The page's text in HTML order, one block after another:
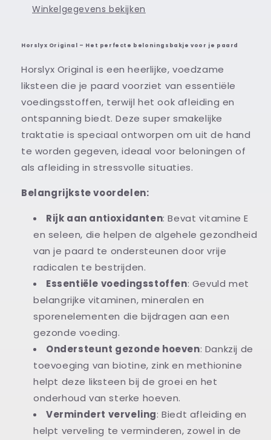
Winkelgegevens bekijken
Horslyx Original – Het perfecte beloningsbakje voor je paard
Horslyx Original is een heerlijke, voedzame
liksteen die je paard voorziet van essentiële
voedingsstoffen, terwijl het ook afleiding en
ontspanning biedt. Deze super smakelijke
traktatie is speciaal ontworpen om uit de hand
te worden gegeven, ideaal voor beloningen of
als afleiding in stressvolle situaties.
Belangrijkste voordelen:
Rijk aan antioxidanten: Bevat vitamine E
en seleen, die helpen de algehele gezondheid
van je paard te ondersteunen door vrije
radicalen te bestrijden.
Essentiële voedingsstoffen: Gevuld met
belangrijke vitaminen, mineralen en
sporenelementen die bijdragen aan een
gezonde voeding.
Ondersteunt gezonde hoeven: Dankzij de
toevoeging van biotine, zink en methionine
helpt deze liksteen bij de groei en het
onderhoud van sterke hoeven.
Vermindert verveling: Biedt afleiding en
helpt verveling te verminderen, zowel in de